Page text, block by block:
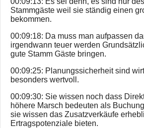
Stammgäste weil sie ständig einen
bekommen.
00:09:18: Da muss man aufpassen
irgendwann teuer werden
gute Stamm Gäste bringen.
00:09:25: Planungssicherheit sind
besonders wertvoll.
00:09:30: Sie wissen noch dass
höhere Marsch bedeuten als
sie wissen das Zusatzverkäufe
Ertragspotenziale bieten.